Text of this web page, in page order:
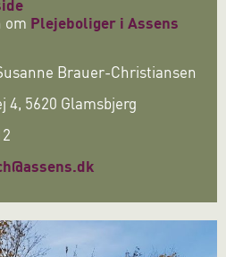
om Plejeboliger i Assens
Brauer-Christiansen
4, 5620 Glamsbjerg